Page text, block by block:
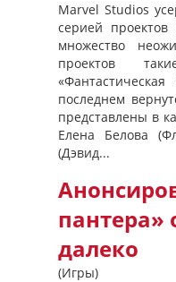
Marvel Studios
серией проектов
множество
проектов
последнем
представлены в
Елена Белова
(Дэвид...
пантера»
далеко
(Игры)